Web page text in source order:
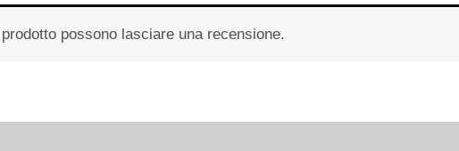
possono lasciare una recensione.